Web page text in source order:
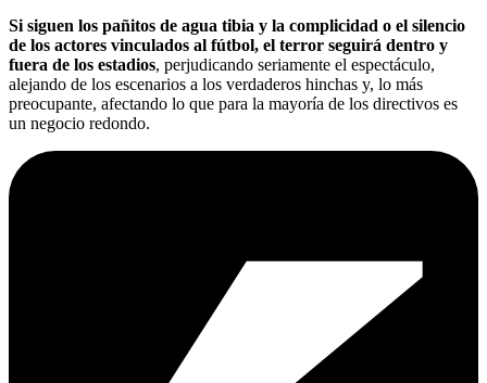
Si siguen los pañitos de agua tibia y la complicidad o el silencio
de los actores vinculados al fútbol, el terror seguirá dentro y
fuera de los estadios, perjudicando seriamente el espectáculo,
alejando de los escenarios a los verdaderos hinchas y, lo más
preocupante, afectando lo que para la mayoría de los directivos es
un negocio redondo.